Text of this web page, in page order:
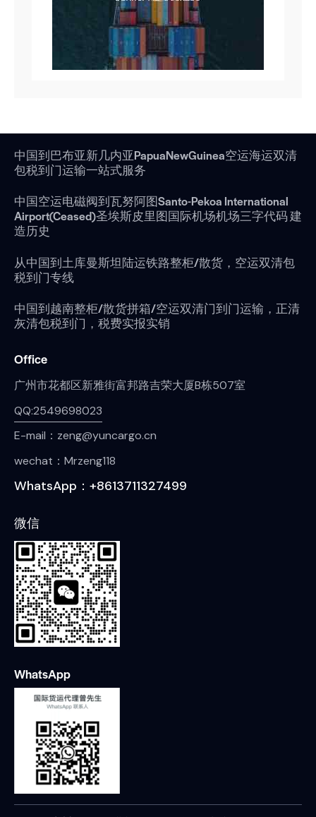
中国到巴布亚新几内亚PapuaNewGuinea空运海运双清
包税到门运输一站式服务
中国空运电磁阀到瓦努阿图Santo-Pekoa International
Airport(Ceased)圣埃斯皮里图国际机场机场三字代码 建
造历史
从中国到土库曼斯坦陆运铁路整柜/散货，空运双清包
税到门专线
中国到越南整柜/散货拼箱/空运双清门到门运输，正清
灰清包税到门，税费实报实销
Office
广州市花都区新雅街富邦路吉荣大厦B栋507室
QQ:2549698023
E-mail：zeng@yuncargo.cn
wechat：Mrzeng118
WhatsApp：+8613711327499
微信
WhatsApp